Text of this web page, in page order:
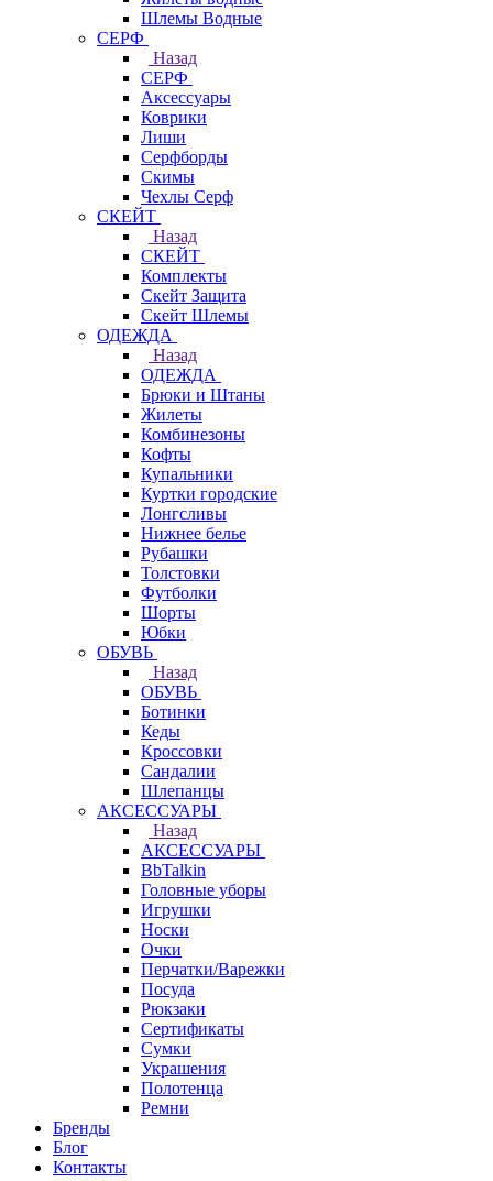
Шлемы Водные
СЕРФ
Назад
СЕРФ
Аксессуары
Коврики
Лиши
Серфборды
Скимы
Чехлы Cерф
СКЕЙТ
Назад
СКЕЙТ
Комплекты
Скейт Защита
Скейт Шлемы
ОДЕЖДА
Назад
ОДЕЖДА
Брюки и Штаны
Жилеты
Комбинезоны
Кофты
Купальники
Куртки городские
Лонгсливы
Нижнее белье
Рубашки
Толстовки
Футболки
Шорты
Юбки
ОБУВЬ
Назад
ОБУВЬ
Ботинки
Кеды
Кроссовки
Сандалии
Шлепанцы
АКСЕССУАРЫ
Назад
АКСЕССУАРЫ
BbTalkin
Головные уборы
Игрушки
Носки
Очки
Перчатки/Варежки
Посуда
Рюкзаки
Сертификаты
Сумки
Украшения
Полотенца
Ремни
Бренды
Блог
Контакты